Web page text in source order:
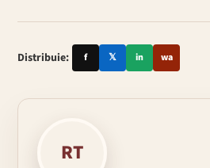
Distribuie: f 𝕏 in wa
RT